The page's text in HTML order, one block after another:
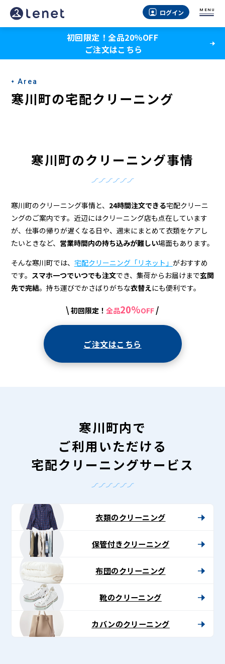
寒
川
の
ク
リ
＆
宅
配
ク
リ
ー
ログイン MENU
初回限定！全品20％OFF
ご注文はこちら
Area
寒川町の宅配クリーニング
寒川町のクリーニング事情
寒川町のクリーニング事情と、 24時間注文できる宅配クリーニ
ングのご案内です。近辺にはクリーニング店も点在しています
が、仕事の帰りが遅くなる日や、週末にまとめて衣類をケアし
たいときなど、 営業時間内の持ち込みが難しい場面もあります。
そんな寒川町では、 宅配クリーニング「リネット」 がおすすめ
です。 スマホ一つでいつでも注文でき、集荷からお届けまで玄関
先で完結。持ち運びでかさばりがちな衣替えにも便利です。
\ 初回限定！ 全品20%OFF /
ご注文はこちら
寒川町内で
ご利用いただける
宅配クリーニングサービス
衣類のクリーニング
保管付きクリーニング
布団のクリーニング
靴のクリーニング
カバンのクリーニング